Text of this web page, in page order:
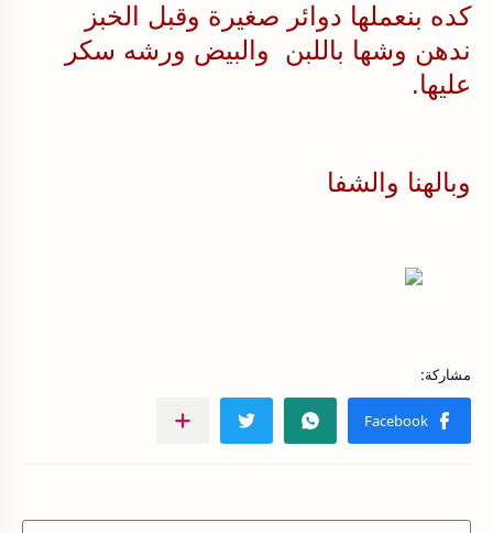
كده بنعملها دوائر صغيرة وقبل الخبز
ندهن وشها باللبن والبيض ورشه سكر
عليها.
وبالهنا والشفا